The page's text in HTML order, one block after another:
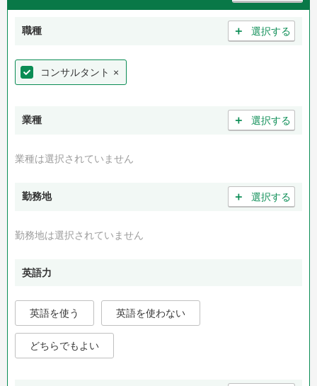
職種 ＋ 選択する
コンサルタント ×
業種 ＋ 選択する
業種は選択されていません
勤務地 ＋ 選択する
勤務地は選択されていません
英語力
英語を使う 英語を使わない
どちらでもよい